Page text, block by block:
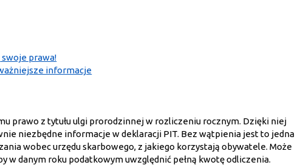
swoje prawa!
informacje
prawo z tytułu ulgi prorodzinnej w rozliczeniu rocznym. Dzięki niej
niezbędne informacje w deklaracji PIT. Bez wątpienia jest to jedna
wobec urzędu skarbowego, z jakiego korzystają obywatele. Może
w danym roku podatkowym uwzględnić pełną kwotę odliczenia.